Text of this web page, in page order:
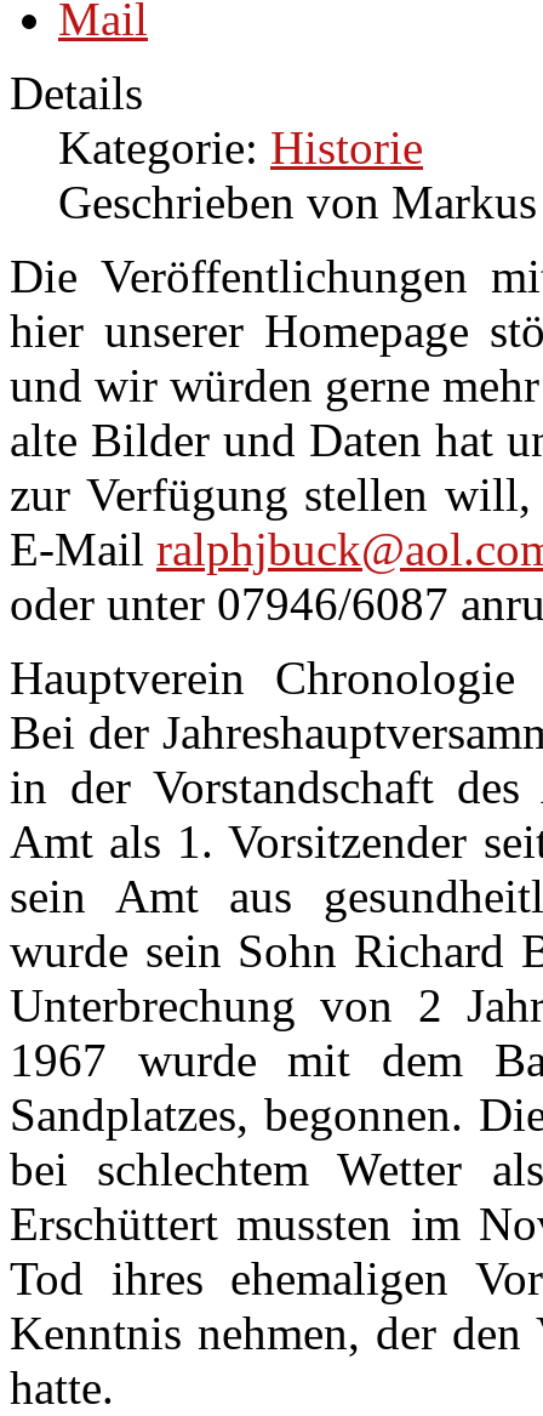
Details
Kategorie: Historie
Geschrieben von
Die Veröffentlichungen
hier unserer Homepage
und wir würden gerne
alte Bilder und Daten hat
zur Verfügung stellen
E-Mail
oder unter 07946/6087
Hauptverein
Bei der
in der Vorstandschaft
Amt als 1. Vorsitzender
sein Amt aus
wurde sein Sohn Richard
Unterbrechung von 2
1967 wurde mit dem
Sandplatzes, begonnen.
bei schlechtem Wetter
Erschüttert mussten im
Tod ihres ehemaligen
Kenntnis nehmen, der
hatte.